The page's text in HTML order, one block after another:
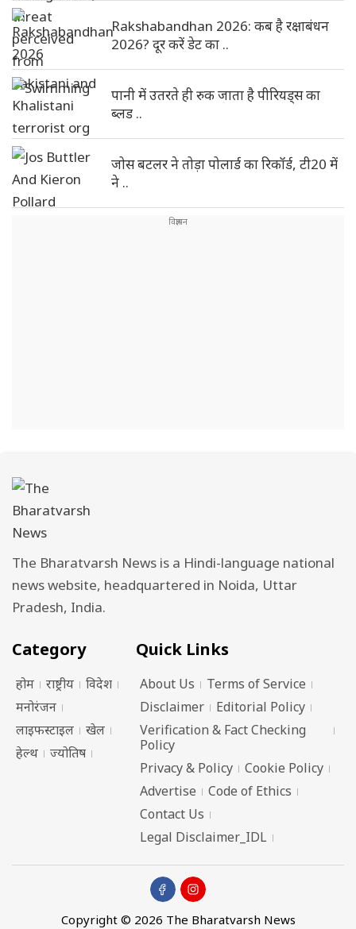
Rakshabandhan 2026: कब है रक्षाबंधन
2026? दूर करें डेट का ..
पानी में उतरते ही रुक जाता है पीरियड्स का
ब्लड ..
जोस बटलर ने तोड़ा पोलार्ड का रिकॉर्ड, टी20 में
ने ..
The Bharatvarsh News is a Hindi-language national
news website, headquartered in Noida, Uttar
Pradesh, India.
Category
होम राष्ट्रीय
विदेश
मनोरंजन
लाइफस्टाइल
खेल
हेल्थ
ज्योतिष
Quick Links
About Us
Terms of Service
Disclaimer
Editorial Policy
Verification & Fact Checking
Policy
Privacy & Policy
Cookie Policy
Advertise
Code of Ethics
Contact Us
Legal Disclaimer_IDL
Copyright © 2026 The Bharatvarsh News